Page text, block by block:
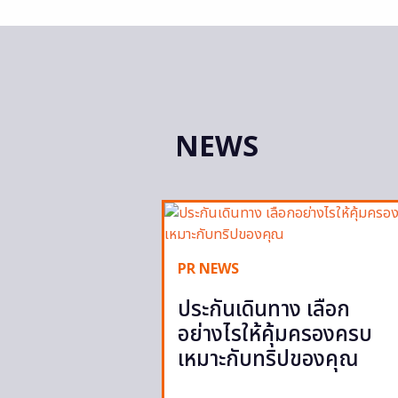
NEWS
PR NEWS
ประกันเดินทาง เลือก
อย่างไรให้คุ้มครองครบ
เหมาะกับทริปของคุณ